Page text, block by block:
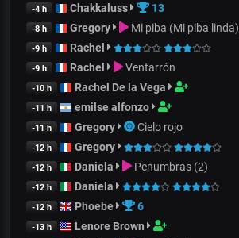
-4 h Chakkaluss 13
-8 h Gregory Mi piba (Mi piba linda)
-9 h Rachel
-9 h Rachel Ventarrón
-10 h Rachel De la Vega
-11 h emilse alfonzo
-11 h Gregory Cielo rojo
-12 h Gregory
-12 h Daniela Penumbras (2)
-12 h Daniela
-12 h Phoebe 6
-13 h Lenore Brown